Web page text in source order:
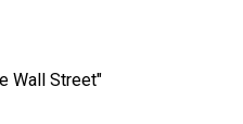
Wall Street"